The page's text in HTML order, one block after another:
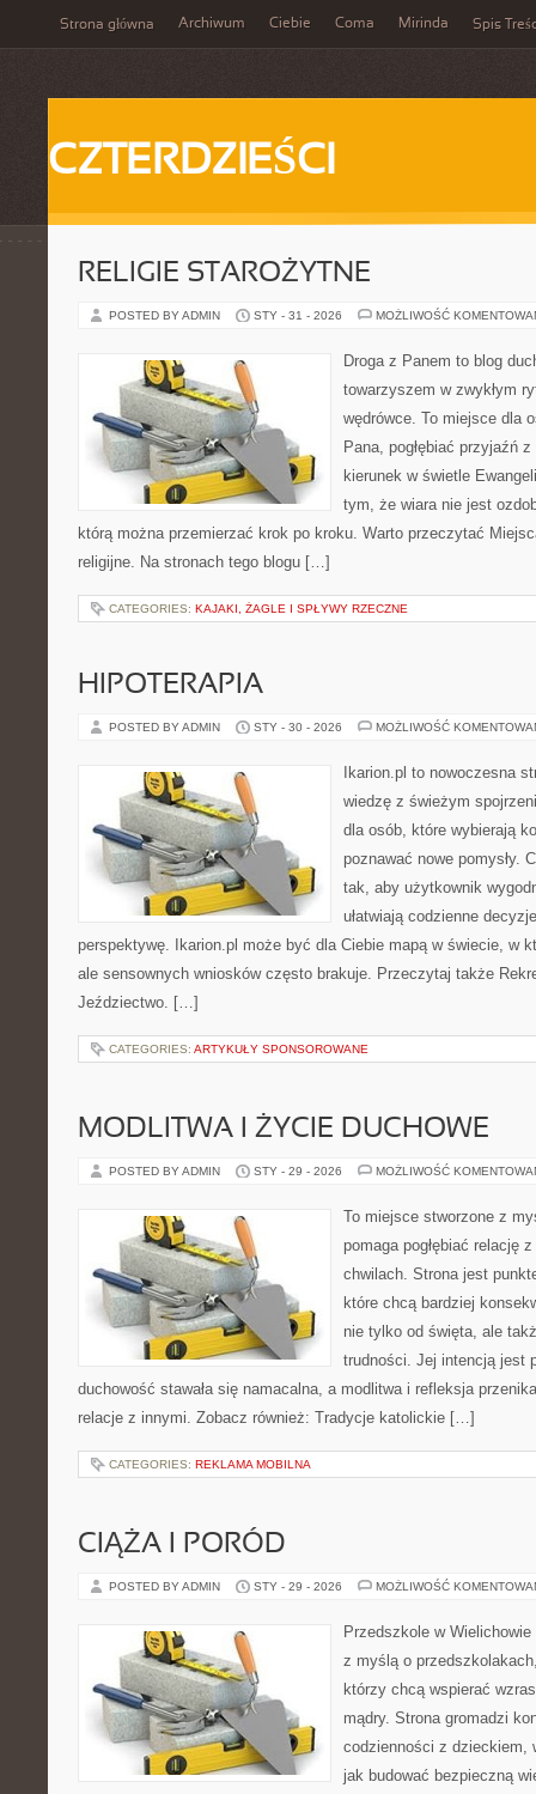
Strona główna Archiwum Ciebie Coma Mirinda Spis
CZTERDZIEŚCI
RELIGIE STAROŻYTNE
POSTED BY ADMIN STY - 31 - 2026 MOŻLIWOŚĆ
Droga z Panem to blog
towarzyszem w zwykłym
wędrówce. To miejsce dla
Pana, pogłębiać przyjaźń
kierunek w świetle
tym, że wiara nie jest
którą można przemierzać krok po kroku. Warto przeczytać
religijne. Na stronach tego blogu […]
CATEGORIES: KAJAKI, ŻAGLE I SPŁYWY RZECZNE
HIPOTERAPIA
POSTED BY ADMIN STY - 30 - 2026 MOŻLIWOŚĆ
Ikarion.pl to nowoczesna
wiedzę z świeżym
dla osób, które wybierają
poznawać nowe pomysły.
tak, aby użytkownik
ułatwiają codzienne
perspektywę. Ikarion.pl może być dla Ciebie mapą w świecie, w
ale sensownych wniosków często brakuje. Przeczytaj także
Jeździectwo. […]
CATEGORIES: ARTYKUŁY SPONSOROWANE
MODLITWA I ŻYCIE DUCHOWE
POSTED BY ADMIN STY - 29 - 2026 MOŻLIWOŚĆ
To miejsce stworzone z
pomaga pogłębiać relację
chwilach. Strona jest
które chcą bardziej
nie tylko od święta, ale
trudności. Jej intencją jest
duchowość stawała się namacalna, a modlitwa i refleksja
relacje z innymi. Zobacz również: Tradycje katolickie […]
CATEGORIES: REKLAMA MOBILNA
CIĄŻA I PORÓD
POSTED BY ADMIN STY - 29 - 2026 MOŻLIWOŚĆ
Przedszkole w
z myślą o
którzy chcą wspierać
mądry. Strona gromadzi
codzienności z dzieckiem,
jak budować bezpieczną